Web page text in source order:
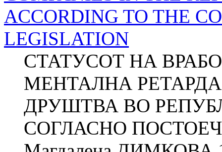
ACCORDING TO THE
LEGISLATION
СТАТУСОТ НА
МЕНТАЛНА
ДРУШТВА ВО
СОГЛАСНО